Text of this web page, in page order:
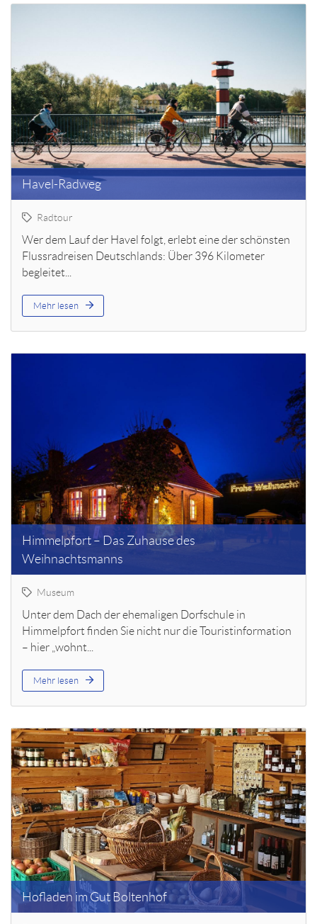
Havel-Radweg
Radtour
Wer dem Lauf der Havel folgt, erlebt eine der schönsten
Flussradreisen Deutschlands: Über 396 Kilometer
begleitet...
Mehr lesen
Himmelpfort – Das Zuhause des
Weihnachtsmanns
Museum
Unter dem Dach der ehemaligen Dorfschule in
Himmelpfort finden Sie nicht nur die Touristinformation
– hier „wohnt...
Mehr lesen
Hofladen im Gut Boltenhof